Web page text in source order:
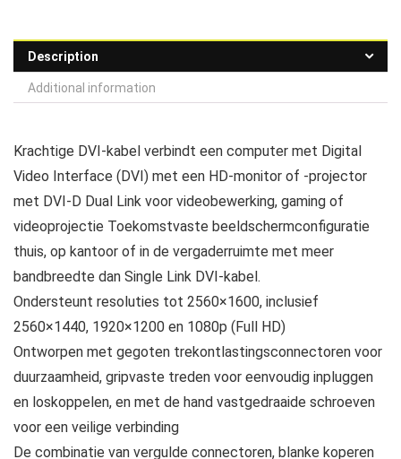
Description
Additional information
Krachtige DVI-kabel verbindt een computer met Digital
Video Interface (DVI) met een HD-monitor of -projector
met DVI-D Dual Link voor videobewerking, gaming of
videoprojectie Toekomstvaste beeldschermconfiguratie
thuis, op kantoor of in de vergaderruimte met meer
bandbreedte dan Single Link DVI-kabel.
Ondersteunt resoluties tot 2560×1600, inclusief
2560×1440, 1920×1200 en 1080p (Full HD)
Ontworpen met gegoten trekontlastingsconnectoren voor
duurzaamheid, gripvaste treden voor eenvoudig inpluggen
en loskoppelen, en met de hand vastgedraaide schroeven
voor een veilige verbinding
De combinatie van vergulde connectoren, blanke koperen